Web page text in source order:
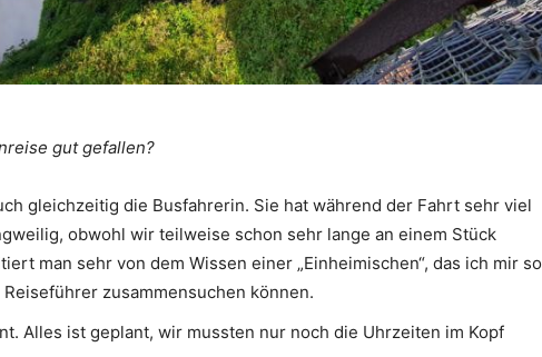
gut gefallen?
gleichzeitig die Busfahrerin. Sie hat während der Fahrt sehr viel
obwohl wir teilweise schon sehr lange an einem Stück
man sehr von dem Wissen einer „Einheimischen“, das ich mir so
zusammensuchen können.
Alles ist geplant, wir mussten nur noch die Uhrzeiten im Kopf